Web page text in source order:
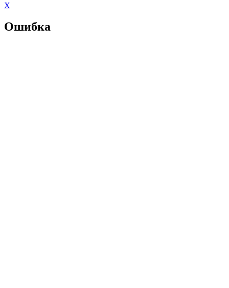
X
Ошибка